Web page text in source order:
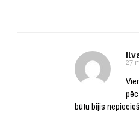
27
būtu bijis